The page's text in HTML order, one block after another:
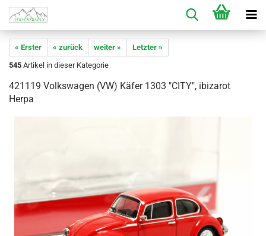
« Erster « zurück weiter »
Letzter »
545 Artikel in dieser Kategorie
421119 Volkswagen (VW) Käfer 1303 "CITY", ibizarot
Herpa